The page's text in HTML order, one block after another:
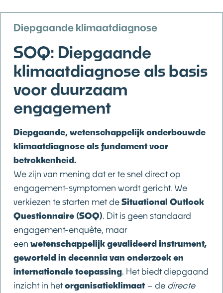
Diepgaande klimaatdiagnose
SOQ: Diepgaande
klimaatdiagnose als basis
voor duurzaam
engagement
Diepgaande, wetenschappelijk onderbouwde
klimaatdiagnose als fundament voor
betrokkenheid.
We zijn van mening dat er te snel direct op
engagement-symptomen wordt gericht. We
verkiezen te starten met deSituational Outlook
Questionnaire (SOQ). Dit is geen standaard
engagement-enquête, maar
een wetenschappelijk gevalideerd instrument,
geworteld in decennia van onderzoek en
internationale toepassing. Het biedt diepgaand
inzicht in hetorganisatieklimaat– de directe